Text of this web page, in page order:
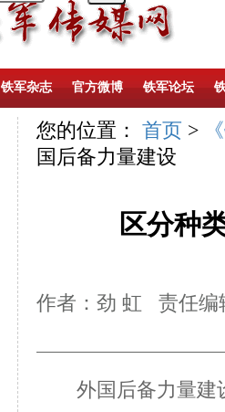
铁军杂志 官方微博 铁军论坛
您的位置： 首页 >
国后备力量建设
区分种
作者：劲 虹 责任
外国后备力量建